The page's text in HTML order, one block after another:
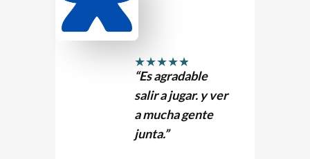
★★★★★
“Es agradable
salir a jugar. y ver
a mucha gente
junta.”